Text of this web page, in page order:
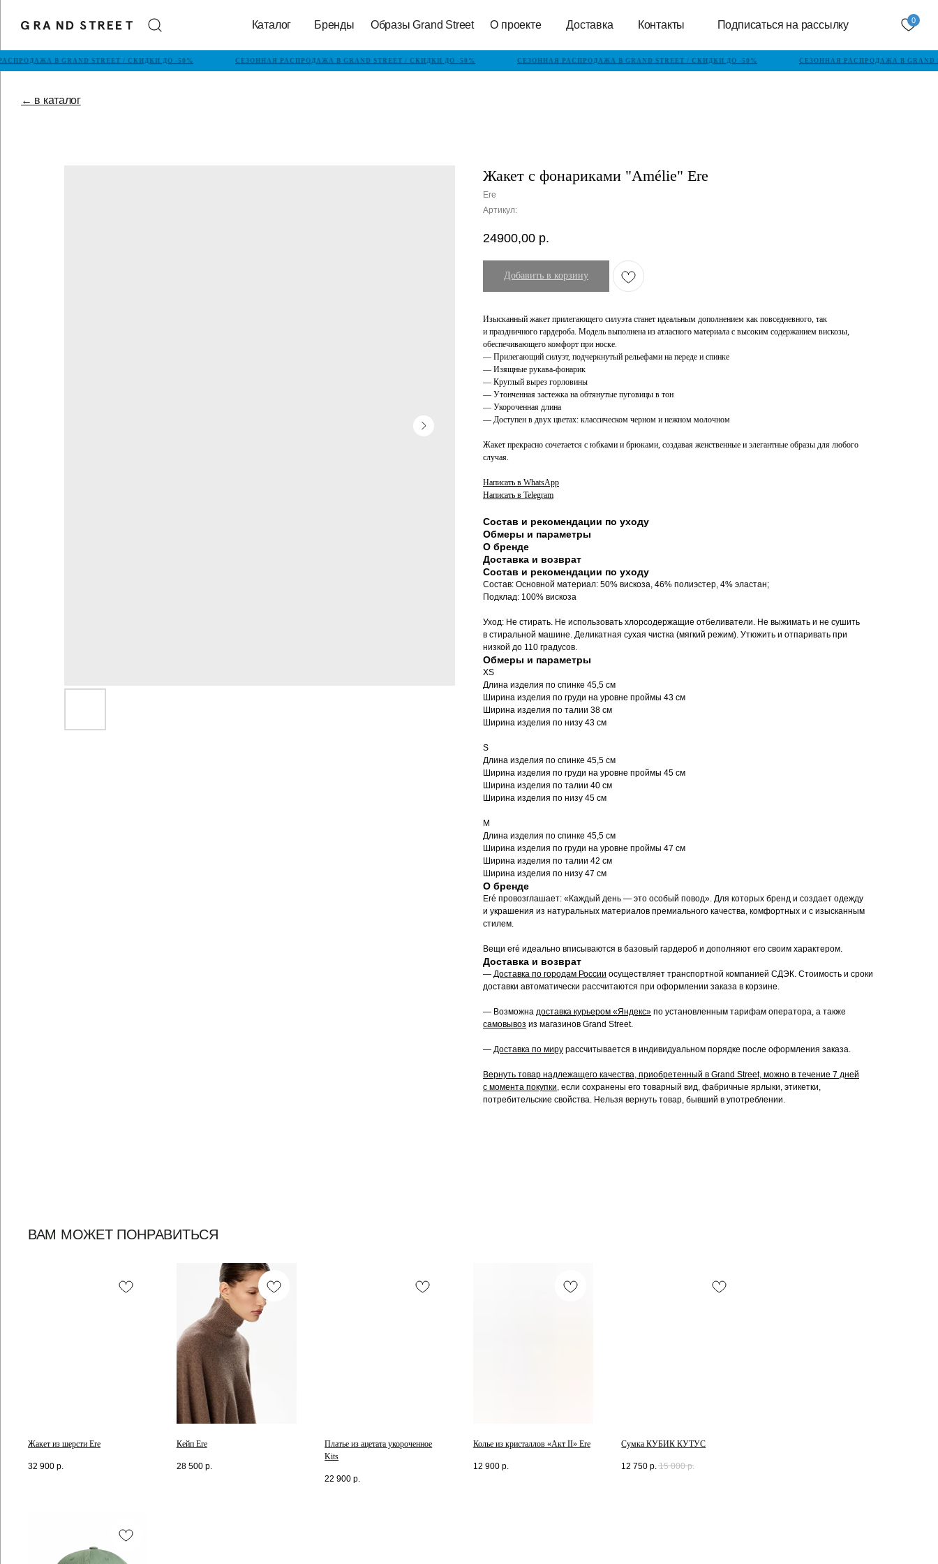
Каталог Образы Grand Street О проекте Доставка Контакты Подписаться на рассылку
Бренды 0
В GRAND STREET / СКИДКИ ДО -50% СЕЗОННАЯ РАСПРОДАЖА В GRAND STREET / СКИДКИ ДО -50% СЕЗОННАЯ РАСПРОДАЖА В GRAND STREET / СКИДКИ ДО -50% СЕЗОННАЯ РАСПРОДАЖА В GRAND
← в каталог
Жакет с фонариками "Amélie" Ere
Ere
Артикул:
24900,00 р.
Добавить в корзину
Изысканный жакет прилегающего силуэта станет идеальным дополнением как повседневного, так
и праздничного гардероба. Модель выполнена из атласного материала с высоким содержанием вискозы,
обеспечивающего комфорт при носке.
— Прилегающий силуэт, подчеркнутый рельефами на переде и спинке
— Изящные рукава-фонарик
— Круглый вырез горловины
— Утонченная застежка на обтянутые пуговицы в тон
— Укороченная длина
— Доступен в двух цветах: классическом черном и нежном молочном
Жакет прекрасно сочетается с юбками и брюками, создавая женственные и элегантные образы для любого
случая.
Написать в WhatsApp
Написать в Telegram
Состав и рекомендации по уходу
Обмеры и параметры
О бренде
Доставка и возврат
Состав и рекомендации по уходу
Состав: Основной материал: 50% вискоза, 46% полиэстер, 4% эластан;
Подклад: 100% вискоза
Уход: Не стирать. Не использовать хлорсодержащие отбеливатели. Не выжимать и не сушить
в стиральной машине. Деликатная сухая чистка (мягкий режим). Утюжить и отпаривать при
низкой до 110 градусов.
Обмеры и параметры
XS
Длина изделия по спинке 45,5 см
Ширина изделия по груди на уровне проймы 43 см
Ширина изделия по талии 38 см
Ширина изделия по низу 43 см
S
Длина изделия по спинке 45,5 см
Ширина изделия по груди на уровне проймы 45 см
Ширина изделия по талии 40 см
Ширина изделия по низу 45 см
M
Длина изделия по спинке 45,5 см
Ширина изделия по груди на уровне проймы 47 см
Ширина изделия по талии 42 см
Ширина изделия по низу 47 см
О бренде
Eré провозглашает: «Каждый день — это особый повод». Для которых бренд и создает одежду
и украшения из натуральных материалов премиального качества, комфортных и с изысканным
стилем.
Вещи eré идеально вписываются в базовый гардероб и дополняют его своим характером.
Доставка и возврат
— Доставка по городам России осуществляет транспортной компанией СДЭК. Стоимость и сроки
доставки автоматически рассчитаются при оформлении заказа в корзине.
— Возможна доставка курьером «Яндекс» по установленным тарифам оператора, а также
самовывоз из магазинов Grand Street.
— Доставка по миру рассчитывается в индивидуальном порядке после оформления заказа.
Вернуть товар надлежащего качества, приобретенный в Grand Street, можно в течение 7 дней
с момента покупки, если сохранены его товарный вид, фабричные ярлыки, этикетки,
потребительские свойства. Нельзя вернуть товар, бывший в употреблении.
ВАМ МОЖЕТ ПОНРАВИТЬСЯ
Жакет из шерсти Ere
32 900 р.
Кейп Ere
28 500 р.
Платье из ацетата укороченное
Kits
22 900 р.
Колье из кристаллов «Акт II» Ere
12 900 р.
Сумка КУБИК КУТУС
12 750 р. 15 000 р.